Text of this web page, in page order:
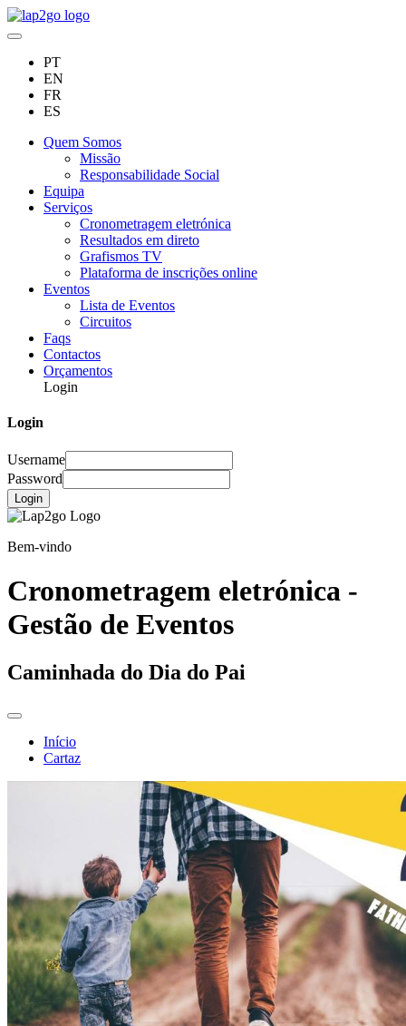
PT
EN
FR
ES
Quem Somos
Missão
Responsabilidade Social
Equipa
Serviços
Cronometragem eletrónica
Resultados em direto
Grafismos TV
Plataforma de inscrições online
Eventos
Lista de Eventos
Circuitos
Faqs
Contactos
Orçamentos
Login
Login
Username
Password
Login
Bem-vindo
Cronometragem eletrónica -
Gestão de Eventos
Caminhada do Dia do Pai
Início
Cartaz